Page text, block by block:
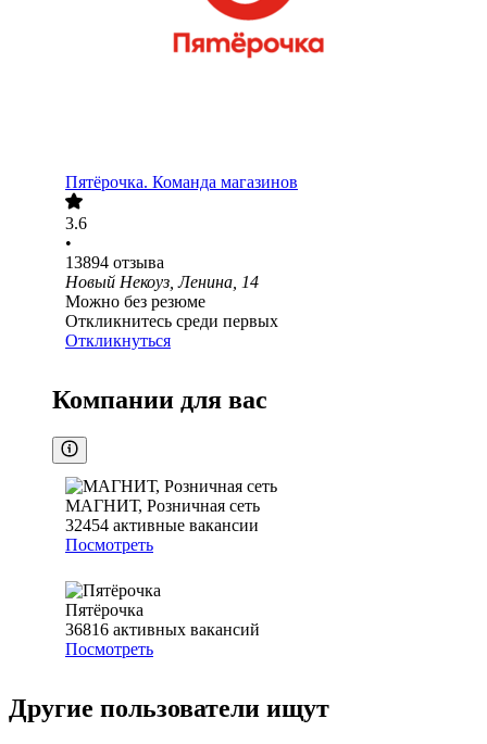
Пятёрочка. Команда магазинов
3.6
•
13894 отзыва
Новый Некоуз, Ленина, 14
Можно без резюме
Откликнитесь среди первых
Откликнуться
Компании для вас
МАГНИТ, Розничная сеть
32454 активные вакансии
Посмотреть
Пятёрочка
36816 активных вакансий
Посмотреть
Другие пользователи ищут